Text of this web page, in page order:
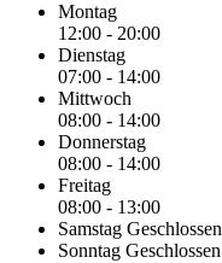
Montag
12:00 - 20:00
Dienstag
07:00 - 14:00
Mittwoch
08:00 - 14:00
Donnerstag
08:00 - 14:00
Freitag
08:00 - 13:00
Samstag Geschlossen
Sonntag Geschlossen